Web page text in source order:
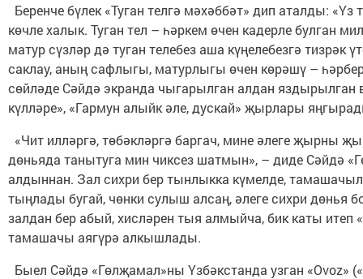
Беренче бүлек «Туган телгә мәхәббәт» дип аталды: «Үз
көчле халык. Туган тел – һәркем өчен кадерле булган
матур сүзләр дә туган телебез аша күңелебезгә тизрәк
саклау, аның сафлыгы, матурлыгы өчен көрәшү –
сөйләде Сәйдә экранда чыгарылган алдан яздырылган
күлләре», «Гармун алыйк әле, дускай» җырлары
«Чит илләргә, төбәкләргә баргач, мине әлеге җырны
дөньяда танытуга мин чиксез шатмын», – диде Сәйдә
алдыннан. Зал сихри бер тынлыкка күмелде,
тыңлады бугай, чөнки сулыш алсаң, әлеге сихри дөнья
залдан бер абый, хисләрен тыя алмыйча, бик каты
тамашачы аягүрә алкышлады.
Быел Сәйдә «Гөлҗамал»ны Үзбәкстанда узган «Ovoz»